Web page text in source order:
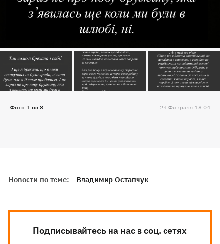
Фото 1 из 8 24 Февраля 13:04
Новости по теме: Владимир Остапчук
Подписывайтесь на нас в соц. сетях